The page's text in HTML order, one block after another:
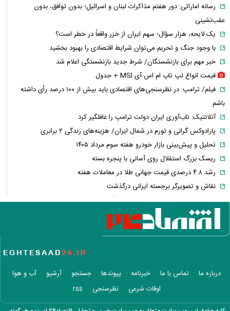
رسانه اماراتی: دور هفتم مذاکرات لبنان و اسرائیل؛ بدون توافق، بدون
عقب‌نشینی
یک لایحه، هزار سؤال؛ سهم ایران از خزر واقعاً در خطر است؟
با وجود جنگ و تحریم می‌توان شرایط اقتصادی را بهبود بخشید
خبر مهم برای بازنشستگان/ شرط جدید بازنشستگی اعلام شد
قیمت انواع لپ تاپ ام اس آی MSI + جدول
فیلم/ ترامپ: در نظرسنجی‌های اقتصادی باید بیش از ۱۰۰ درصد رأی داشته
باشم
آتلانتیک: تاب‌آوری ایران دولت ترامپ را غافلگیر کرد
پارادوکس گرانی و تورم در شمال ایران/ هزینه‌های زندگی ۲ برابری
تحلیل و پیش‌بینی بازار خودرو هفته سوم مرداد ۱۴۰۵
ریسک بزرگ استقلال روی آسانی با پنجره بسته
رشد ۴.۸ درصدی قیمت جهانی طلا در معاملات هفته
نقاش و تصویرگر برجسته ایرانی درگذشت
معاون عراقچی: در هیچ دوره‌ای هماهنگی بین میدان و دیپلماسی را مانند
حال حاضر نداشتیم
وزارت دفاع چین: به نوسازی ارتش در بالاترین سطح ادامه خواهیم داد
وزارت خارجه پاکستان: پیمان دفاعی با ریاض و آنکارا برای تقویت امنیت
درباره ما تماس با ما خبرنامه پیوندها جستجو آرشیو
آب و هوا
اوقات شرعی
نظرسنجی rss